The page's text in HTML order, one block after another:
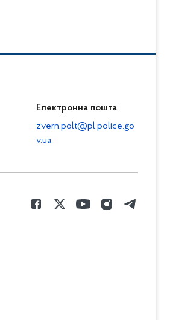
Електронна пошта
zvern.polt@pl.police.go
v.ua